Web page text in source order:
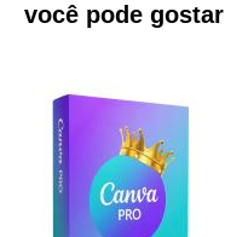
você pode gostar